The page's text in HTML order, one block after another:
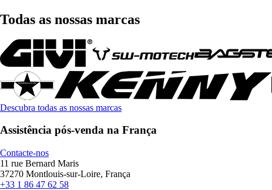
Todas as nossas marcas
Descubra todas as nossas marcas
Assistência pós-venda na França
Contacte-nos
11 rue Bernard Maris
37270 Montlouis-sur-Loire, França
+33 1 86 47 62 58